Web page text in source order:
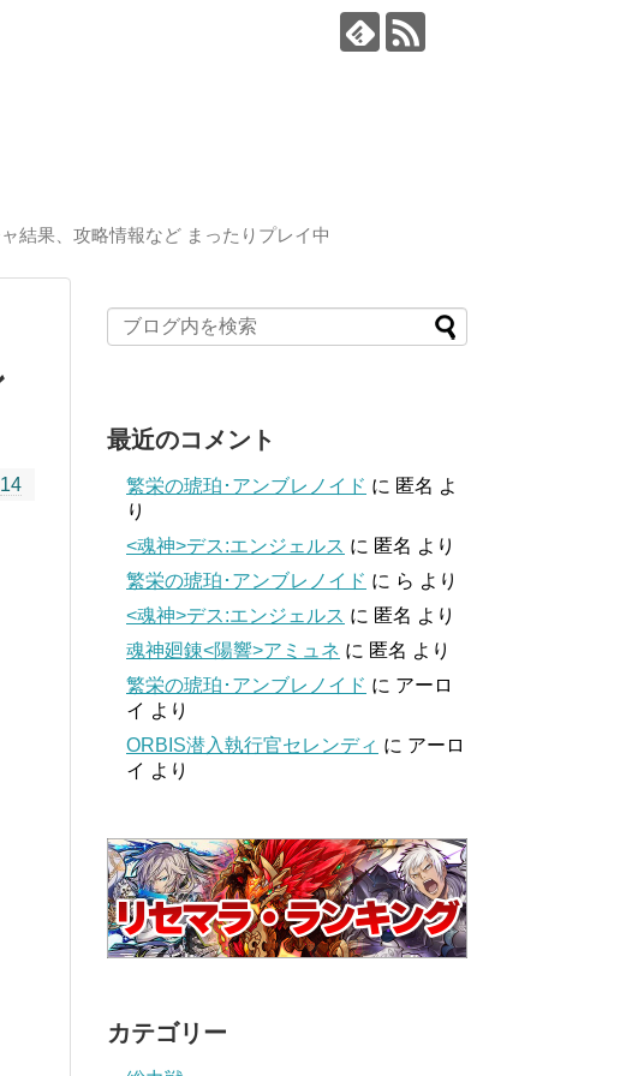
結果、攻略情報など まったりプレイ中
14
最近のコメント
繁栄の琥珀･アンブレノイド に 匿名 よ
り
<魂神>デス:エンジェルス に 匿名 より
繁栄の琥珀･アンブレノイド に ら より
<魂神>デス:エンジェルス に 匿名 より
魂神廻錬<陽響>アミュネ に 匿名 より
繁栄の琥珀･アンブレノイド に アーロ
イ より
ORBIS潜入執行官セレンディ に アーロ
イ より
カテゴリー